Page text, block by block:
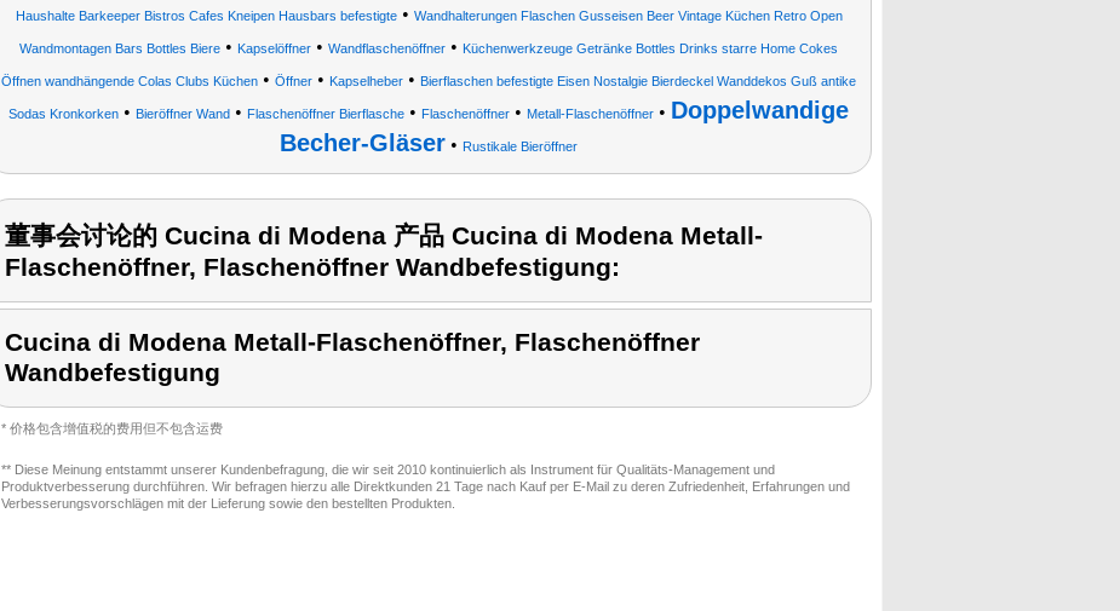
Haushalte Barkeeper Bistros Cafes Kneipen Hausbars befestigte• Wandhalterungen Flaschen Gusseisen Beer Vintage Küchen Retro Open
Wandmontagen Bars Bottles Biere • Kapselöffner • Wandflaschenöffner • Küchenwerkzeuge Getränke Bottles Drinks starre Home Cokes
Öffnen wandhängende Colas Clubs Küchen • Öffner • Kapselheber • Bierflaschen befestigte Eisen Nostalgie Bierdeckel Wanddekos Guß antike
Sodas Kronkorken • Bieröffner Wand • Flaschenöffner Bierflasche • Flaschenöffner • Metall-Flaschenöffner • Doppelwandige
Becher-Gläser • Rustikale Bieröffner
董事会讨论的 Cucina di Modena 产品 Cucina di Modena Metall-
Flaschenöffner, Flaschenöffner Wandbefestigung:
Cucina di Modena Metall-Flaschenöffner, Flaschenöffner
Wandbefestigung
* 价格包含增值税的费用但不包含运费
** Diese Meinung entstammt unserer Kundenbefragung, die wir seit 2010 kontinuierlich als Instrument für Qualitäts-Management und
Produktverbesserung durchführen. Wir befragen hierzu alle Direktkunden 21 Tage nach Kauf per E-Mail zu deren Zufriedenheit, Erfahrungen und
Verbesserungsvorschlägen mit der Lieferung sowie den bestellten Produkten.